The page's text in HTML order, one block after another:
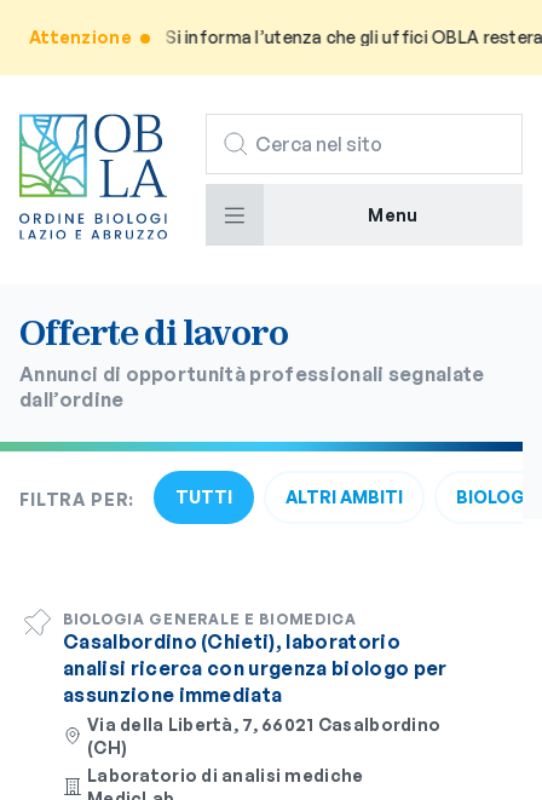
AttenzioneAvviso: Si informa l’utenza che gli uffici OBLA
CERCA
Menu
Offerte di lavoro
Annunci di opportunità professionali segnalate
dall’ordine
FILTRA PER: TUTTI ALTRI AMBITI
BIOLOGIA GENERALE E BIOMEDICA
Casalbordino (Chieti), laboratorio
analisi ricerca con urgenza biologo per
assunzione immediata
Via della Libertà, 7, 66021 Casalbordino
(CH)
Laboratorio di analisi mediche